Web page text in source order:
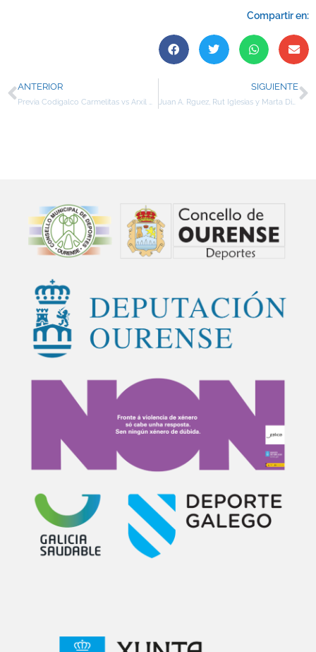
Compartir en:
ANTERIOR
Previa Codigalco Carmelitas vs Arxil Mafari
SIGUIENTE
Juan A. Rguez, Rut Iglesias y Marta Diéguez, representantes del Codigalco Carmelitas en el All Star de primera división femenina que se celebrará en Pedrajas de San Esteban (Valladolid) los días 26 y 27 diciembre